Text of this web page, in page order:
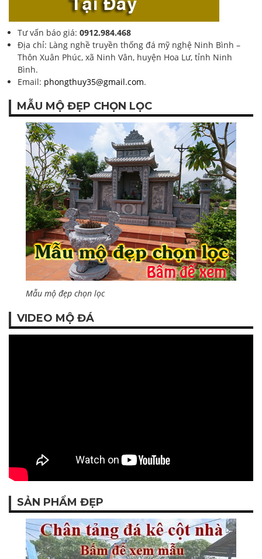
Tư vấn báo giá: 0912.984.468
Địa chỉ: Làng nghề truyền thống đá mỹ nghệ Ninh Bình –
Thôn Xuân Phúc, xã Ninh Vân, huyện Hoa Lư, tỉnh Ninh
Bình.
Email: phongthuy35@gmail.com.
MẪU MỘ ĐẸP CHỌN LỌC
Mẫu mộ đẹp chọn lọc
VIDEO MỘ ĐÁ
SẢN PHẨM ĐẸP